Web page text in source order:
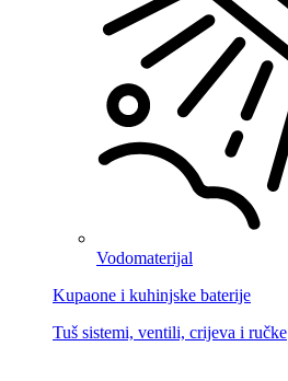
Vodomaterijal
Kupaone i kuhinjske baterije
Tuš sistemi, ventili, crijeva i ručke